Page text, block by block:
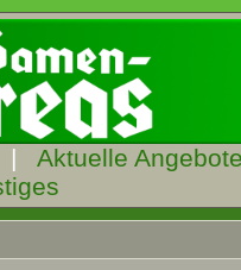
| Aktuelle